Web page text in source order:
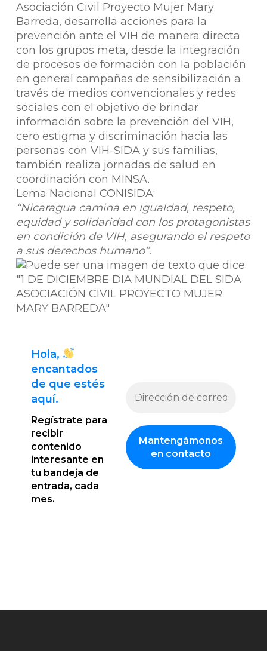
Asociación Civil Proyecto Mujer Mary
Barreda, desarrolla acciones para la
prevención ante el VIH de manera directa
con los grupos meta, desde la integración
de procesos de formación con la población
en general campañas de sensibilización a
través de medios convencionales y redes
sociales con el objetivo de brindar
información sobre la prevención del VIH,
cero estigma y discriminación hacia las
personas con VIH-SIDA y sus familias,
también realiza jornadas de salud en
coordinación con MINSA.
Lema Nacional CONISIDA:
“Nicaragua camina en igualdad, respeto,
equidad y solidaridad con los protagonistas
en condición de VIH, asegurando el respeto
a sus derechos humano”.
Hola,
encantados
de que estés
aquí.
Regístrate para
recibir
contenido
interesante en
tu bandeja de
entrada, cada
mes.